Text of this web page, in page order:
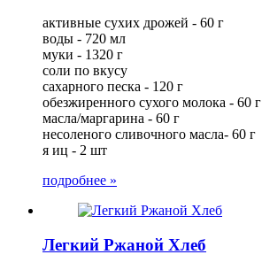
активные сухих дрожей - 60 г
воды - 720 мл
муки - 1320 г
соли по вкусу
сахарного песка - 120 г
обезжиренного сухого молока - 60 г
масла/маргарина - 60 г
несоленого сливочного масла- 60 г
я иц - 2 шт
подробнее »
Легкий Ржаной Хлеб